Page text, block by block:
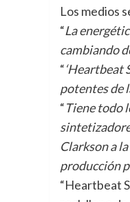
Los medios
“La
cambiando
“‘Heartbeat
potentes de
“Tiene todo
Clarkson a
producción
“Heartbeat